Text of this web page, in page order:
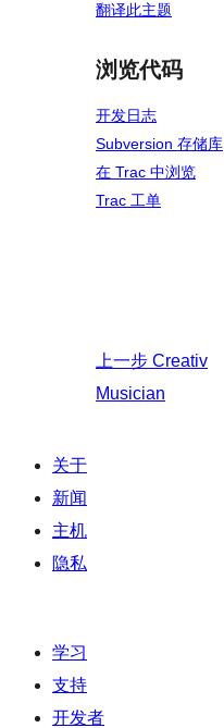
翻译此主题
浏览代码
开发日志
Subversion 存储库
在 Trac 中浏览
Trac 工单
上一步 Creativ
Musician
关于
新闻
主机
隐私
学习
支持
开发者